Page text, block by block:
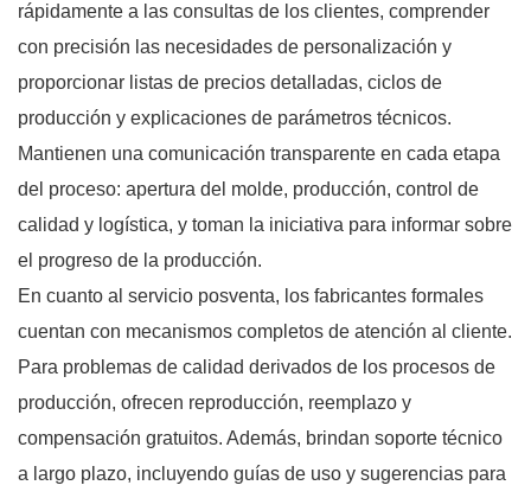
rápidamente a las consultas de los clientes, comprender
con precisión las necesidades de personalización y
proporcionar listas de precios detalladas, ciclos de
producción y explicaciones de parámetros técnicos.
Mantienen una comunicación transparente en cada etapa
del proceso: apertura del molde, producción, control de
calidad y logística, y toman la iniciativa para informar sobre
el progreso de la producción.
En cuanto al servicio posventa, los fabricantes formales
cuentan con mecanismos completos de atención al cliente.
Para problemas de calidad derivados de los procesos de
producción, ofrecen reproducción, reemplazo y
compensación gratuitos. Además, brindan soporte técnico
a largo plazo, incluyendo guías de uso y sugerencias para